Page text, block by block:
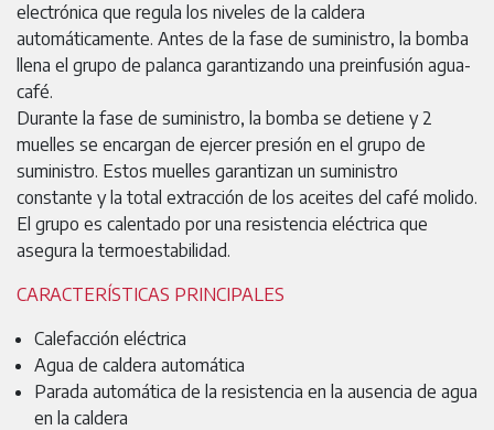
electrónica que regula los niveles de la caldera
automáticamente. Antes de la fase de suministro, la bomba
llena el grupo de palanca garantizando una preinfusión agua-
café.
Durante la fase de suministro, la bomba se detiene y 2
muelles se encargan de ejercer presión en el grupo de
suministro. Estos muelles garantizan un suministro
constante y la total extracción de los aceites del café molido.
El grupo es calentado por una resistencia eléctrica que
asegura la termoestabilidad.
CARACTERÍSTICAS PRINCIPALES
Calefacción eléctrica
Agua de caldera automática
Parada automática de la resistencia en la ausencia de agua
en la caldera